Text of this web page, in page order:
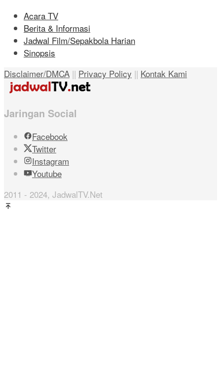
Acara TV
Berita & Informasi
Jadwal Film/Sepakbola Harian
Sinopsis
Disclaimer/DMCA || Privacy Policy || Kontak Kami
Jaringan Social
Facebook
Twitter
Instagram
Youtube
2011 - 2024, JadwalTV.Net